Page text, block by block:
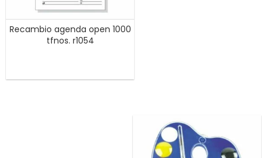
Recambio agenda open 1000
tfnos. r1054